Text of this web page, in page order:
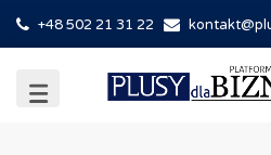
+48 502 21 31 22